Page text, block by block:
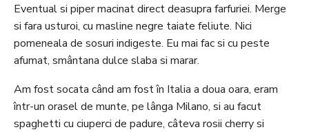
Eventual si piper macinat direct deasupra farfuriei. Merge
si fara usturoi, cu masline negre taiate feliute. Nici
pomeneala de sosuri indigeste. Eu mai fac si cu peste
afumat, smântana dulce slaba si marar.
Am fost socata când am fost în Italia a doua oara, eram
într-un orasel de munte, pe lânga Milano, si au facut
spaghetti cu ciuperci de padure, câteva rosii cherry si